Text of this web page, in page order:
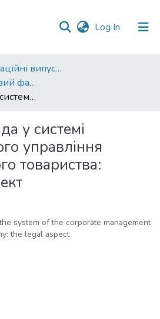
Log In (current)
01. Кваліфікаційні випускні роботи здобувачів вищої освіти
Економіко-правовий факультет
Наглядова рада у системі корпоративного управління господарського товариства: правовий аспект
у системі
управління
товариства:
system of the corporate management
the legal aspect